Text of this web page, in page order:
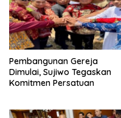
Pembangunan Gereja
Dimulai, Sujiwo Tegaskan
Komitmen Persatuan